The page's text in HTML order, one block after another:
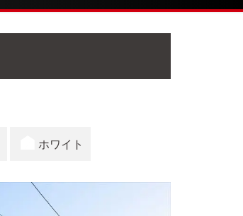
ホワイト